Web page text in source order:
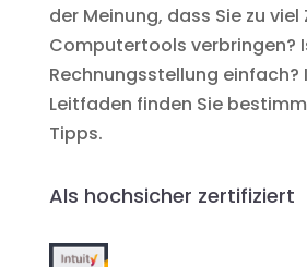
der Meinung, dass Sie zu
Computertools verbringen?
Rechnungsstellung einfach?
Leitfaden finden Sie
Tipps.
Als hochsicher zertifiziert